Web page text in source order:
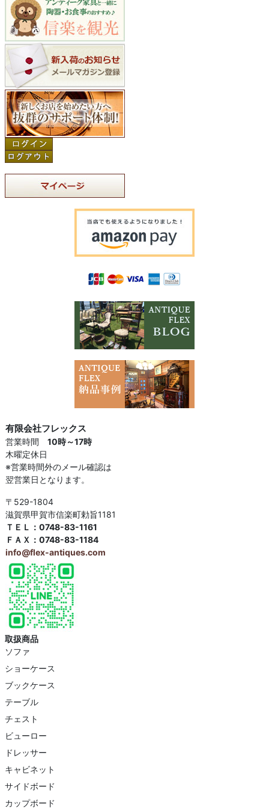
有限会社フレックス
営業時間 10時～17時
木曜定休日
※営業時間外のメール確認は
翌営業日となります。
〒529-1804
滋賀県甲賀市信楽町勅旨1181
ＴＥＬ：0748-83-1161
ＦＡＸ：0748-83-1184
info@flex-antiques.com
取扱商品
ソファ
ショーケース
ブックケース
テーブル
チェスト
ビューロー
ドレッサー
キャビネット
サイドボード
カップボード